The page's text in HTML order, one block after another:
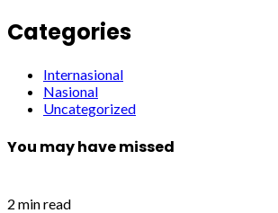
Categories
Internasional
Nasional
Uncategorized
You may have missed
2 min read